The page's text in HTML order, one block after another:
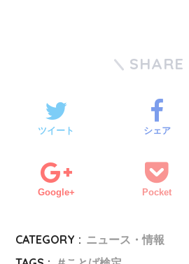
SHARE
ツイート シェア
Google+ Pocket
CATEGORY : ニュース・情報